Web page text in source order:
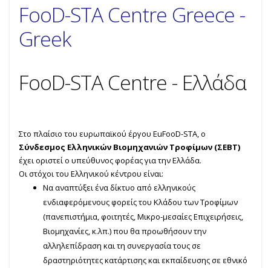
FooD-STA Centre Greece -
Greek
FooD-STA Centre - Ελλάδα
Στο πλαίσιο του ευρωπαϊκού έργου EuFooD-STA, ο
Σύνδεσμος Ελληνικών Βιομηχανιών Τροφίμων (ΣΕΒΤ)
έχει οριστεί ο υπεύθυνος φορέας για την Ελλάδα.
Οι στόχοι του Ελληνικού κέντρου είναι:
Να αναπτύξει ένα δίκτυο από ελληνικούς
ενδιαφερόμενους φορείς του Κλάδου των Τροφίμων
(πανεπιστήμια, φοιτητές, Μικρο-μεσαίες Επιχειρήσεις,
Βιομηχανίες, κ.λπ.) που θα προωθήσουν την
αλληλεπίδραση και τη συνεργασία τους σε
δραστηριότητες κατάρτισης και εκπαίδευσης σε εθνικό